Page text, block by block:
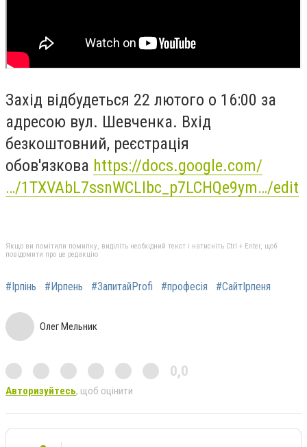
Захід відбудеться 22 лютого о 16:00 за
адресою вул. Шевченка. Вхід
безкоштовний, реєстрація
обов'язкова https://docs.google.com/
…/1TXVAbL7ssnWCLIbc_p7LCHQe9ym…/edit
Якщо ви помітили помилку, виділіть необхідний текст і натисніть Ctrl + Enter, щоб
повідомити про це редакцію
#Ірпінь #Ирпень #ЗапитайProfi #професія #СайтІрпеня
Олег Мельник
0,0
Авторизуйтесь, щоб оцінити